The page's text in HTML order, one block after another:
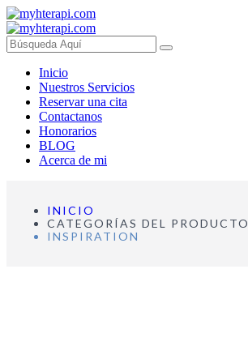
Inicio
Nuestros Servicios
Reservar una cita
Contactanos
Honorarios
BLOG
Acerca de mi
INICIO
CATEGORÍAS DEL PRODUCTO
INSPIRATION